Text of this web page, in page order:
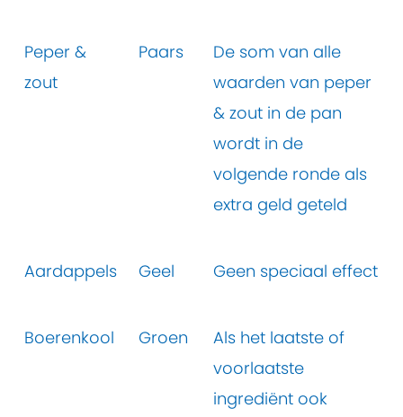
Peper &
zout
Paars
De som van alle
waarden van peper
& zout in de pan
wordt in de
volgende ronde als
extra geld geteld
Aardappels Geel Geen speciaal effect
Boerenkool Groen
Als het laatste of
voorlaatste
ingrediënt ook